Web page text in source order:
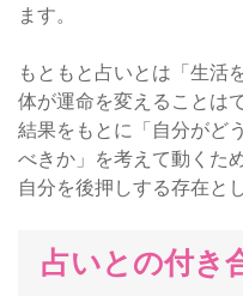
ます。
もともと占いとは「生活
体が運命を変えることは
結果をもとに「自分がど
べきか」を考えて動くた
自分を後押しする存在と
占いとの付き